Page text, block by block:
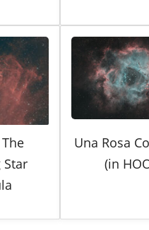
Star
Una Rosa
(in